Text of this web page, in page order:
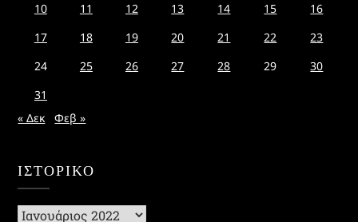
10
11 12 13 14 15
16
17
18 19 20 21 22
23
24
25 26 27 28 29
30
31
« Δεκ
Φεβ »
ΙΣΤΟΡΙΚΌ
Ιστορικό